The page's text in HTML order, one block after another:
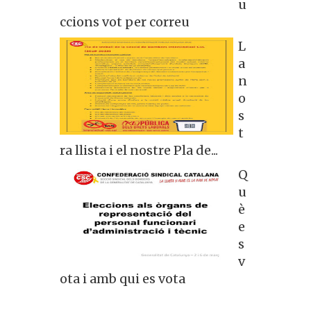
u
ccions vot per correu
L
a
n
o
s
t
ra llista i el nostre Pla de...
Q
u
è
e
s
v
ota i amb qui es vota